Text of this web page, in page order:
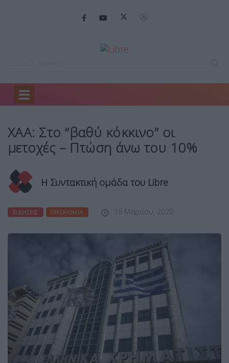
Home
ΧΑΑ: Στο “βαθύ κόκκινο” οι
μετοχές – Πτώση άνω του 10%
Η Συντακτική ομάδα του Libre
ΕΙΔΉΣΕΙΣ ΟΙΚΟΝΟΜΊΑ 16 Μαρτίου, 2020